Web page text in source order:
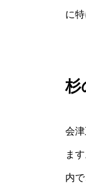
に
杉
会
ま
内